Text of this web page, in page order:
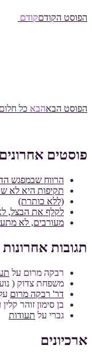
הפוסט הקודםקודם
הפוסט הבאהבא כל
פוסטים אחרונים
הרווח שבמפגש
תקיפות היא לא
(ללא כותרת)
לקלף את הבצל,
מעורבים, לא
תגובות אחרונות
רבקה מרום על
משפחת צדוק (
דר' רבקה מרום
בן סימון זוהר קלין
גברי על תעודות
ארכיונים